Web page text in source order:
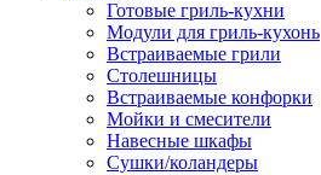
Готовые гриль-кухни
Модули для гриль-кухонь
Встраиваемые грили
Столешницы
Встраиваемые конфорки
Мойки и смесители
Навесные шкафы
Сушки/коландеры